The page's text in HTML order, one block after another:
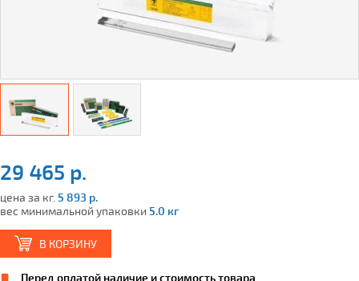
29 465 р.
цена за кг. 5 893 р.
вес минимальной упаковки 5.0 кг
В КОРЗИНУ
Перед оплатой наличие и стоимость товара